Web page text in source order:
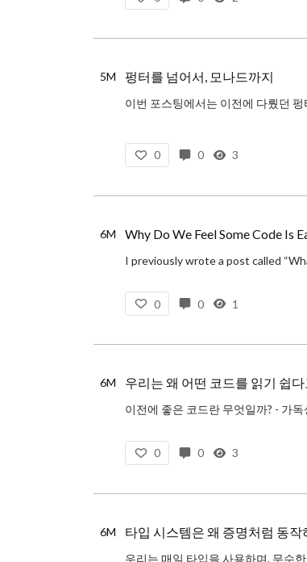
5M 펑터를 넘어서, 모나드까지
이번 포스팅에서는 이전에 다뤘던
0 0 3
6M Why Do We Feel Some Code Is
0 0 1
6M 우리는 왜 어떤 코드를 읽기 쉽
0
0 3
6M 타입 시스템은 왜 증명처럼 동작